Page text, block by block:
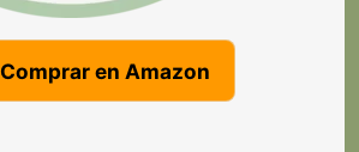
Comprar en Amazon